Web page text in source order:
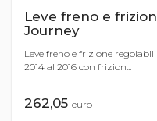
Leve freno e
Journey
Leve freno e frizione
2014 al 2016 con frizion...
262,05 euro